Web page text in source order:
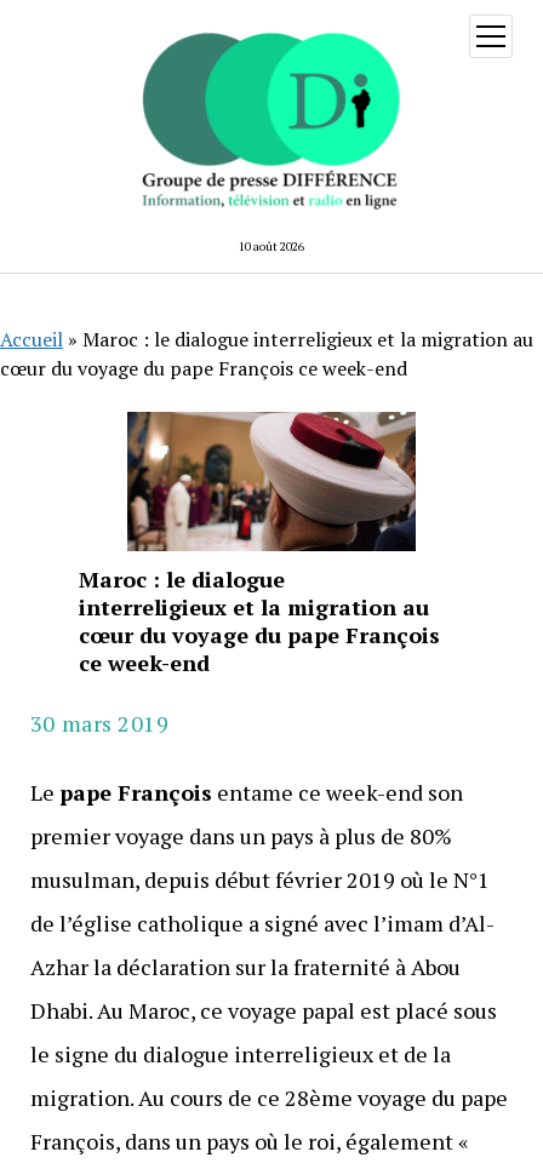
10 août 2026
ouvrir
menu
Accueil » Maroc : le dialogue interreligieux et la migration au
cœur du voyage du pape François ce week-end
Maroc : le dialogue
interreligieux et la migration au
cœur du voyage du pape François
ce week-end
30 mars 2019
Le pape François entame ce week-end son
premier voyage dans un pays à plus de 80%
musulman, depuis début février 2019 où le N°1
de l’église catholique a signé avec l’imam d’Al-
Azhar la déclaration sur la fraternité à Abou
Dhabi. Au Maroc, ce voyage papal est placé sous
le signe du dialogue interreligieux et de la
migration. Au cours de ce 28ème voyage du pape
François, dans un pays où le roi, également «